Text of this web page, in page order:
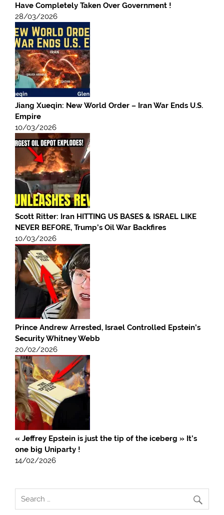
Have Completely Taken Over Government !
28/03/2026
Jiang Xueqin: New World Order – Iran War Ends U.S.
Empire
10/03/2026
Scott Ritter: Iran HITTING US BASES & ISRAEL LIKE
NEVER BEFORE, Trump’s Oil War Backfires
10/03/2026
Prince Andrew Arrested, Israel Controlled Epstein’s
Security Whitney Webb
20/02/2026
« Jeffrey Epstein is just the tip of the iceberg » It’s
one big Uniparty !
14/02/2026